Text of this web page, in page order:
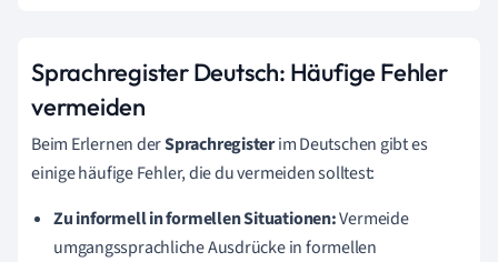
Sprachregister Deutsch: Häufige Fehler
vermeiden
Beim Erlernen derSprachregisterim Deutschen gibt es
einige häufige Fehler, die du vermeiden solltest:
Zu informell in formellen Situationen:Vermeide
umgangssprachliche Ausdrücke in formellen